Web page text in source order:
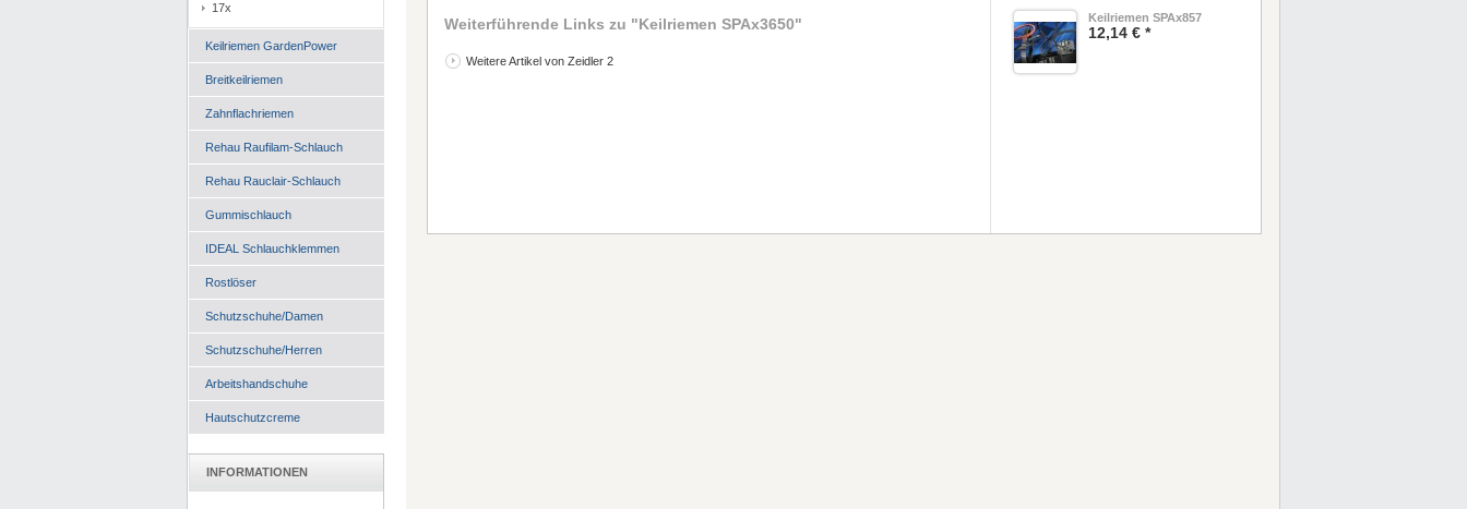
17x
Keilriemen GardenPower
Breitkeilriemen
Zahnflachriemen
Rehau Raufilam-Schlauch
Rehau Rauclair-Schlauch
Gummischlauch
IDEAL Schlauchklemmen
Rostlöser
Schutzschuhe/Damen
Schutzschuhe/Herren
Arbeitshandschuhe
Hautschutzcreme
INFORMATIONEN
Weiterführende Links zu "Keilriemen SPAx3650"
Weitere Artikel von Zeidler 2
Keilriemen SPAx857
12,14 € *